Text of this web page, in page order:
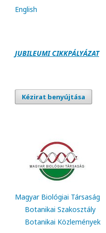
English
JUBILEUMI CIKKPÁLYÁZAT
Kézirat benyújtása
Magyar Biológiai Társaság
Botanikai Szakosztály
Botanikai Közlemények